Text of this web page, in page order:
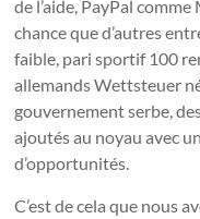
de l’aide, PayPal
chance que d’autres
faible, pari sportif 100
allemands Wettsteuer
gouvernement serbe,
ajoutés au noyau avec
d’opportunités.
C’est de cela que nous